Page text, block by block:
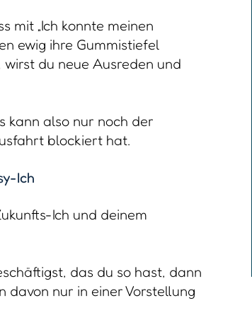
mit „Ich konnte meinen
ewig ihre Gummistiefel
wirst du neue Ausreden und
kann also nur noch der
blockiert hat.
Ich
Ich und deinem
das du so hast, dann
davon nur in einer Vorstellung